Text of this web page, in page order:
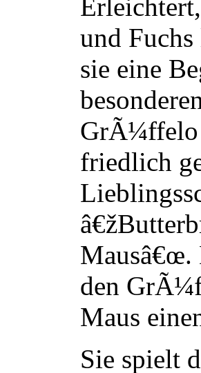
und
sie eine
GrÃ¼ffelo
friedlich
den
Maus
Sie spielt